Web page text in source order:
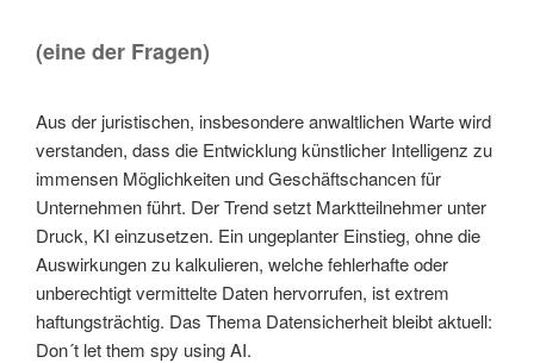
(eine der Fragen)
Aus der juristischen, insbesondere anwaltlichen Warte wird
verstanden, dass die Entwicklung künstlicher Intelligenz zu
immensen Möglichkeiten und Geschäftschancen für
Unternehmen führt. Der Trend setzt Marktteilnehmer unter
Druck, KI einzusetzen. Ein ungeplanter Einstieg, ohne die
Auswirkungen zu kalkulieren, welche fehlerhafte oder
unberechtigt vermittelte Daten hervorrufen, ist extrem
haftungsträchtig. Das Thema Datensicherheit bleibt aktuell:
Don´t let them spy using AI.